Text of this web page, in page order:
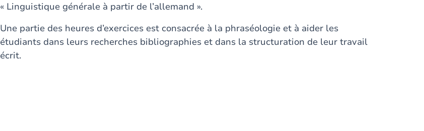
« Linguistique générale à partir de l’allemand ».
Une partie des heures d’exercices est consacrée à la phraséologie et à aider les
étudiants dans leurs recherches bibliographies et dans la structuration de leur travail
écrit.